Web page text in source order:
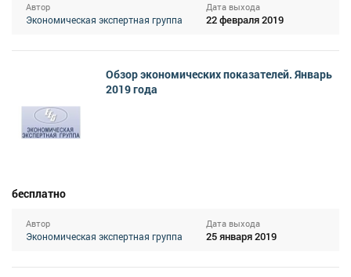
Автор
Экономическая экспертная группа
Дата выхода
22 февраля 2019
Обзор экономических показателей. Январь
2019 года
бесплатно
Автор
Экономическая экспертная группа
Дата выхода
25 января 2019